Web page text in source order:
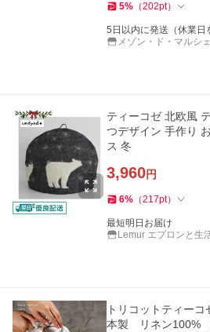
5% （202pt）
5日以内に発送（休業日
メゾン・ド・マルシ
ティーコゼ 北欧風
つデザイン 手作り
ス 冬
3,960円
6% （217pt）
最短明日お届け
Lemur エプロンと生
トリコットティー
本製 リネン